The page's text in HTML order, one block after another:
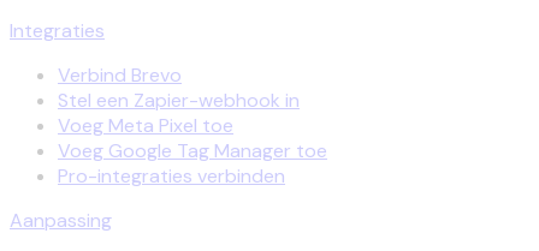
Integraties
Verbind Brevo
Stel een Zapier-webhook in
Voeg Meta Pixel toe
Voeg Google Tag Manager toe
Pro-integraties verbinden
Aanpassing